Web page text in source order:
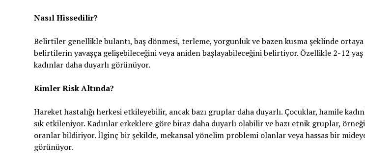
Nasıl Hissedilir?
Belirtiler genellikle bulantı, baş dönmesi, terleme, yorgunluk ve bazen kusma şeklinde ortaya
belirtilerin yavaşça gelişebileceğini veya aniden başlayabileceğini belirtiyor. Özellikle 2-12 yaş
kadınlar daha duyarlı görünüyor.
Kimler Risk Altında?
Hareket hastalığı herkesi etkileyebilir, ancak bazı gruplar daha duyarlı. Çocuklar, hamile
sık etkileniyor. Kadınlar erkeklere göre biraz daha duyarlı olabilir ve bazı etnik gruplar,
oranlar bildiriyor. İlginç bir şekilde, mekansal yönelim problemi olanlar veya hassas bir
görünüyor.